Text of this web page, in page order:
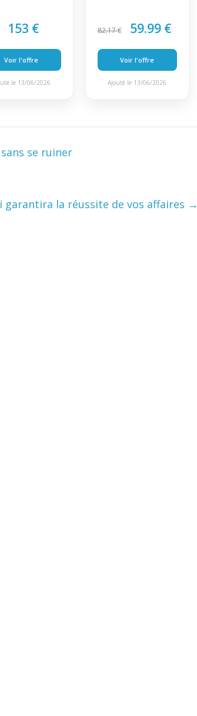
153 €
Voir l'offre
le 13/06/2026
82.17 € 59.99 €
Voir l'offre
Ajouté le 13/06/2026
se ruiner
la réussite de vos affaires →